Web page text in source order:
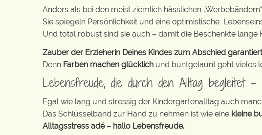
Anders als bei den meist ziemlich hässlichen
Sie spiegeln Persönlichkeit und eine optimistische
Und total robust sind sie auch – damit die Beschenkte lange
Zauber der Erzieherin Deines Kindes zum Abschied
Denn Farben machen glücklich und buntgelaunt geht vieles
Lebensfreude, die durch den Alltag begleitet
Egal wie lang und stressig der Kindergartenalltag auch
Das Schlüsselband zur Hand zu nehmen ist wie eine kleine
Alltagsstress adé – hallo Lebensfreude.